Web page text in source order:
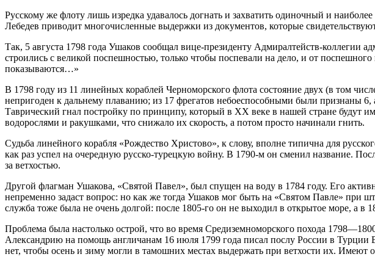
Русскому же флоту лишь изредка удавалось догнать и захватить одиночный и
Лебедев приводит многочисленные выдержки из документов, которые
Так, 5 августа 1798 года Ушаков сообщал вице-президенту Адмиралтейств-
строились с великой поспешностью, только чтобы поспевали на дело, и от
показываются…»
В 1798 году из 11 линейных кораблей Черноморского флота состояние двух (в том
непригоден к дальнему плаванию; из 17 фрегатов небоеспособными были признаны
Таврический гнал постройку по принципу, который в ХХ веке в нашей стране будут
водорослями и ракушками, что снижало их скорость, а потом просто начинали гнить.
Судьба линейного корабля «Рождество Христово», к слову, вполне типична для
как раз успел на очередную русско-турецкую войну. В 1790-м он сменил название.
за ветхостью.
Другой флагман Ушакова, «Святой Павел», был спущен на воду в 1784 году. Его
непременно задаст вопрос: но как же тогда Ушаков мог быть на «Святом Павле»
служба тоже была не очень долгой: после 1805-го он не выходил в открытое море, а в
Проблема была настолько острой, что во время Средиземноморского похода
Александрию на помощь англичанам 16 июля 1799 года писал послу России в
нет, чтобы осень и зиму могли в тамошних местах выдержать при ветхости их.